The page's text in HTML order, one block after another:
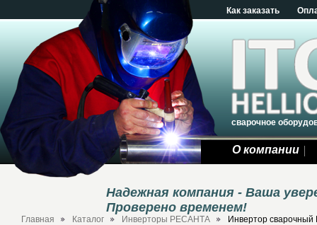
Как заказать
сварочное
О компании
Надежная компания - Ваша
Проверено временем!
Главная Каталог Инверторы РЕСАНТА Инвертор